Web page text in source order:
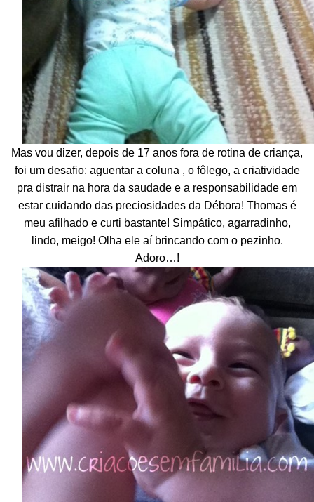
Mas vou dizer, depois de 17 anos fora de rotina de criança,
foi um desafio: aguentar a coluna , o fôlego, a criatividade
pra distrair na hora da saudade e a responsabilidade em
estar cuidando das preciosidades da Débora! Thomas é
meu afilhado e curti bastante! Simpático, agarradinho,
lindo, meigo! Olha ele aí brincando com o pezinho.
Adoro…!